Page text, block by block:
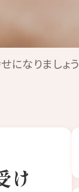
になりましょう
け